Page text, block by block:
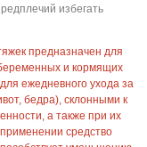
избегать
предназначен для
и кормящих
ежедневного ухода за
бедра), склонными к
а также при их
средство